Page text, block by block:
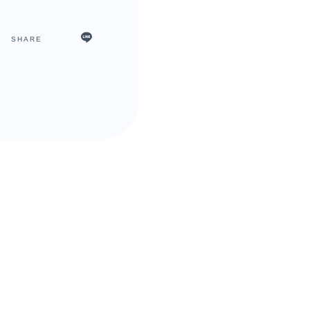
SHARE